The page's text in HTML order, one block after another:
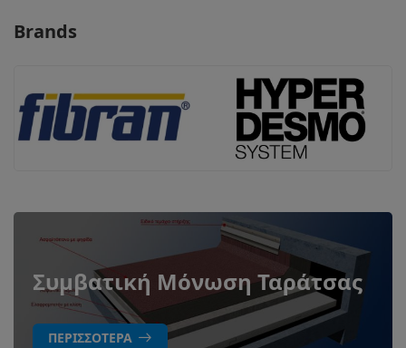
Brands
Συμβατική Μόνωση Ταράτσας
ΠΕΡΙΣΣΌΤΕΡΑ